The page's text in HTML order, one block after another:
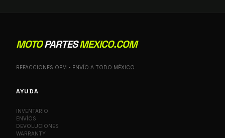
MOTOPARTESMEXICO.COM
REFACCIONES OEM • ENVÍO A TODO MÉXICO
AYUDA
INVENTARIO
ENVÍOS
DEVOLUCIONES
WARRANTY